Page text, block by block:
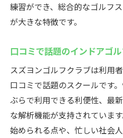
練習ができ、総合的なゴルフ
が大きな特徴です。
口コミで話題のインドアゴ
スズヨンゴルフクラブは利用
口コミで話題のスクールです
ぶらで利用できる利便性、最
な解析機能が支持されていま
始められる点や、忙しい社会